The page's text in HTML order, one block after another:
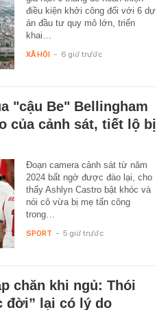
điều kiện khởi công đối với 6 dự
án đầu tư quy mô lớn, triển
khai…
XÃ HỘI - 6 giờ trước
"cậu Be" Bellingham
của cảnh sát, tiết lộ bị
Đoạn camera cảnh sát từ năm
2024 bất ngờ được đào lại, cho
thấy Ashlyn Castro bật khóc và
nói cô vừa bị mẹ tấn công
trong…
SPORT - 5 giờ trước
chăn khi ngủ: Thói
đời” lại có lý do